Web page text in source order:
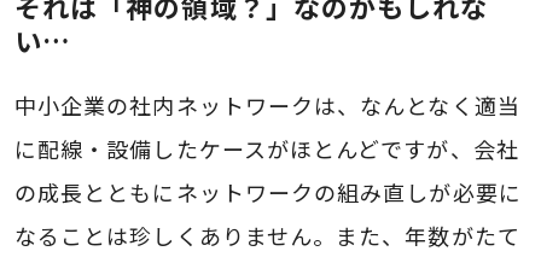
い…
中小企業の社内ネットワークは、なんとなく適当
に配線・設備したケースがほとんどですが、会社
の成長とともにネットワークの組み直しが必要に
なることは珍しくありません。また、年数がたて